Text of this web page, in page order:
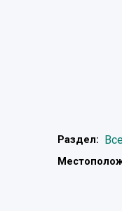
Раздел: